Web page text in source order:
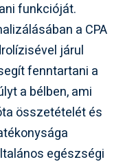
funkcióját.
a CPA
járul
fenntartani a
a bélben, ami
összetételét és
egészségi